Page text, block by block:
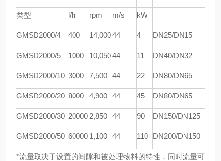
类型 l/h rpm m/s kW
GMSD2000/4 400 14,00044 4 DN25/DN15
GMSD2000/5 1000 10,05044 11 DN40/DN32
GMSD2000/10 3000 7,500 44 22 DN80/DN65
GMSD2000/20 8000 4,900 44 45 DN80/DN65
GMSD2000/30 20000 2,850 44 90 DN150/DN125
GMSD2000/50 60000 1,100 44 110 DN200/DN150
*流量取决于设置的间隙和被处理物料的特性，同时流量可